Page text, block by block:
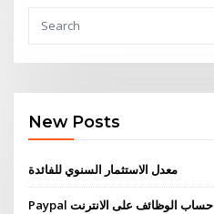
New Posts
معدل الاستثمار السنوي للفائدة
Paypal حساب الوظائف على الانترنت